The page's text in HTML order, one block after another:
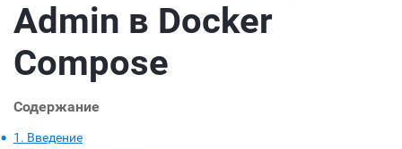
Admin в Docker
Compose
Содержание
1. Введение